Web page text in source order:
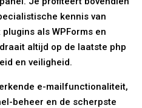
kennis van
als WPForms en
altijd op de laatste php
en veiligheid.
e-mailfunctionaliteit,
beheer en de scherpste